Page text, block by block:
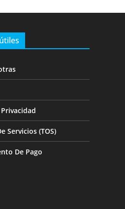
Servicios (TOS)
De Pago